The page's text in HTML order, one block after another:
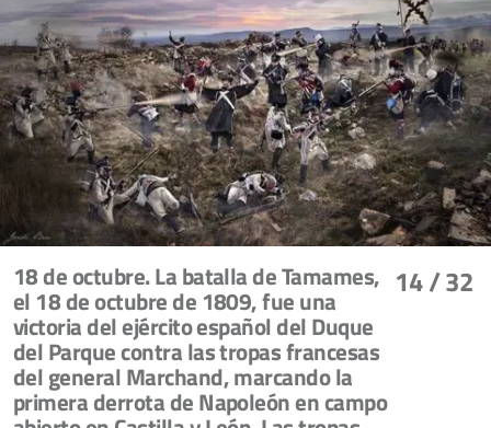
14/ 32
18 de octubre. La batalla de Tamames,
el 18 de octubre de 1809, fue una
victoria del ejército español del Duque
del Parque contra las tropas francesas
del general Marchand, marcando la
primera derrota de Napoleón en campo